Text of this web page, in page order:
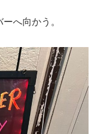
へ向かう。